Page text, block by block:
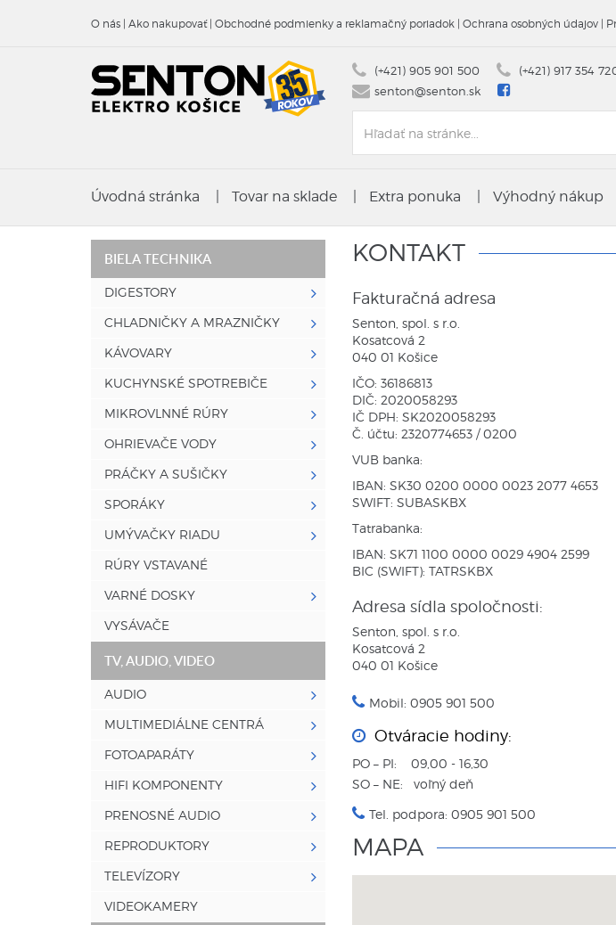
O nás | Ako nakupovať| Obchodné podmienky a reklamačný poriadok | Ochrana osobných údajov |
(+421) 905 901 500
(+421) 917 354
senton@senton.sk
Úvodná stránka Tovar na sklade Extra ponuka Výhodný nákup
BIELA TECHNIKA
DIGESTORY
CHLADNIČKY A MRAZNIČKY
KÁVOVARY
KUCHYNSKÉ SPOTREBIČE
MIKROVLNNÉ RÚRY
OHRIEVAČE VODY
PRÁČKY A SUŠIČKY
SPORÁKY
UMÝVAČKY RIADU
RÚRY VSTAVANÉ
VARNÉ DOSKY
VYSÁVAČE
TV, AUDIO, VIDEO
AUDIO
MULTIMEDIÁLNE CENTRÁ
FOTOAPARÁTY
HIFI KOMPONENTY
PRENOSNÉ AUDIO
REPRODUKTORY
TELEVÍZORY
VIDEOKAMERY
KONTAKT
Fakturačná adresa
Senton, spol. s r.o.
Kosatcová 2
040 01 Košice
IČO: 36186813
DIČ: 2020058293
IČ DPH: SK2020058293
Č. účtu: 2320774653 / 0200
VUB banka:
IBAN: SK30 0200 0000 0023 2077 4653
SWIFT: SUBASKBX
Tatrabanka:
IBAN: SK71 1100 0000 0029 4904 2599
BIC (SWIFT): TATRSKBX
Adresa sídla spoločnosti:
Senton, spol. s r.o.
Kosatcová 2
040 01 Košice
Mobil: 0905 901 500
Otváracie hodiny:
PO – PI: 09,00 - 16,30
SO – NE: voľný deň
Tel. podpora: 0905 901 500
MAPA